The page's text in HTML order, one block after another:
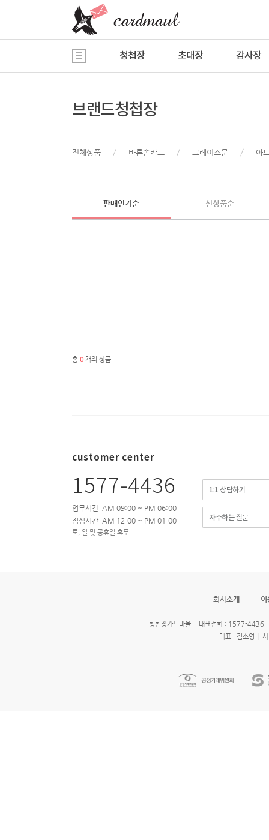
청첩장 초대장 감사장
브랜드청첩장
전체상품 바른손카드 그레이스문 아
판매인기순 신상품순
총 0 개의 상품
customer center
1577-4436
업무시간 AM 09:00 ~ PM 06:00
점심시간 AM 12:00 ~ PM 01:00
토, 일 및 공휴일 휴무
1:1 상담하기
자주하는 질문
회사소개 이
청첩장카드마을
대표전화 : 1577-4436
대표 : 김소영